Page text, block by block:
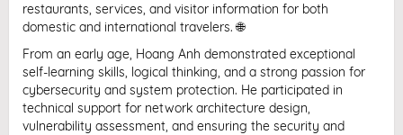
restaurants, services, and visitor information for both
domestic and international travelers. 🌐
From an early age, Hoang Anh demonstrated exceptional
self-learning skills, logical thinking, and a strong passion for
cybersecurity and system protection. He participated in
technical support for network architecture design,
vulnerability assessment, and ensuring the security and